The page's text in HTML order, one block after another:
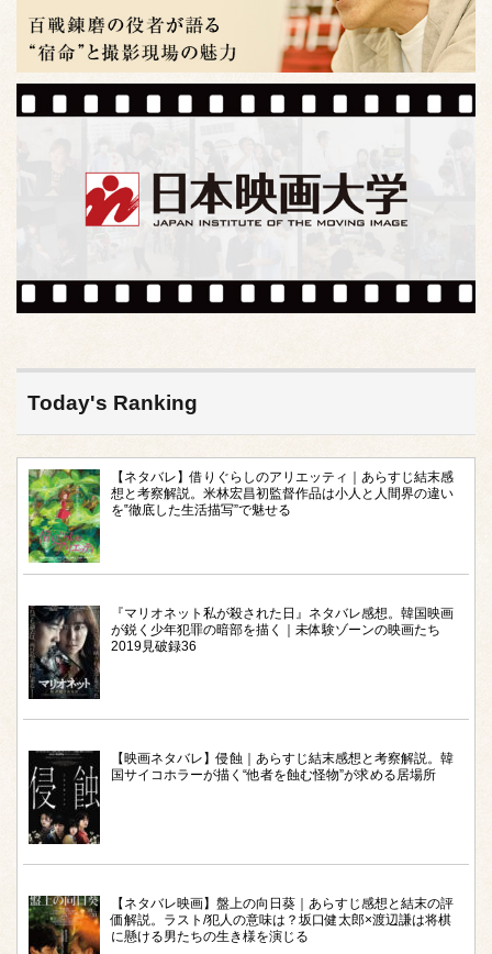
Today's Ranking
【ネタバレ】借りぐらしのアリエッティ｜あらすじ結末感
想と考察解説。米林宏昌初監督作品は小人と人間界の違い
を‟徹底した生活描写”で魅せる
『マリオネット私が殺された日』ネタバレ感想。韓国映画
が鋭く少年犯罪の暗部を描く｜未体験ゾーンの映画たち
2019見破録36
【映画ネタバレ】侵蝕｜あらすじ結末感想と考察解説。韓
国サイコホラーが描く“他者を蝕む怪物”が求める居場所
【ネタバレ映画】盤上の向日葵｜あらすじ感想と結末の評
価解説。ラスト/犯人の意味は？坂口健太郎×渡辺謙は将棋
に懸ける男たちの生き様を演じる